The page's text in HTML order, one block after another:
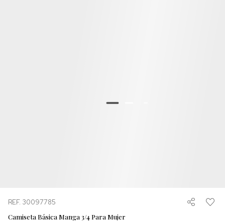
REF. 30097785
Camiseta Básica Manga 3/4 Para Mujer